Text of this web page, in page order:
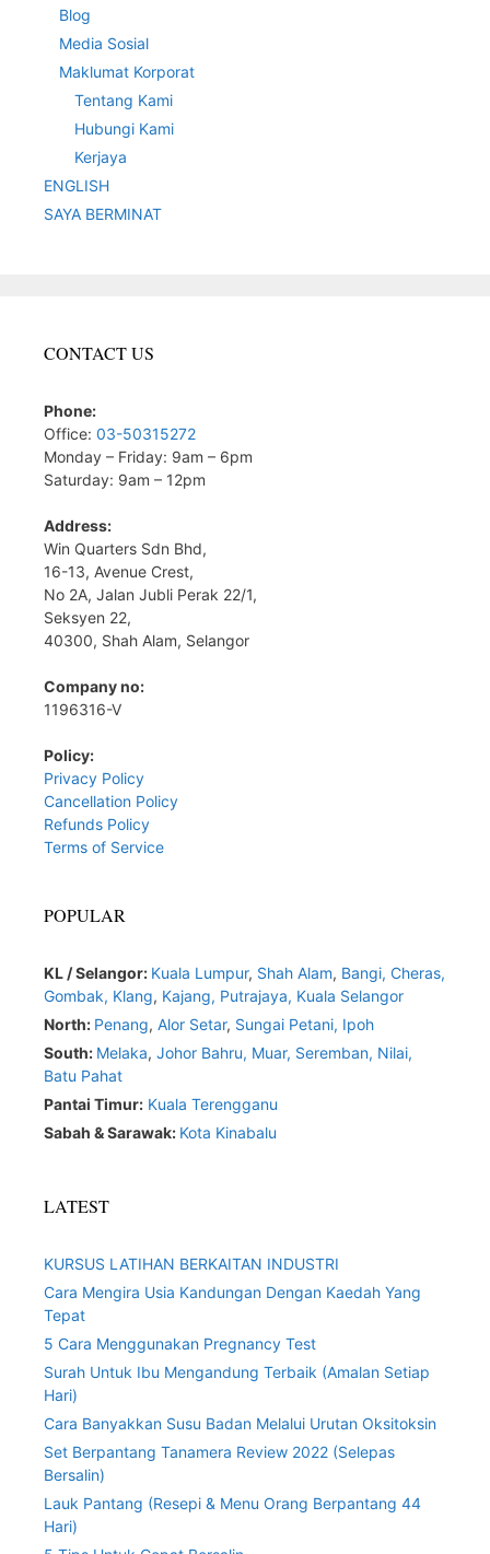
Blog
Media Sosial
Maklumat Korporat
Tentang Kami
Hubungi Kami
Kerjaya
ENGLISH
SAYA BERMINAT
CONTACT US
Phone:
Office: 03-50315272
Monday – Friday: 9am – 6pm
Saturday: 9am – 12pm
Address:
Win Quarters Sdn Bhd,
16-13, Avenue Crest,
No 2A, Jalan Jubli Perak 22/1,
Seksyen 22,
40300, Shah Alam, Selangor
Company no:
1196316-V
Policy:
Privacy Policy
Cancellation Policy
Refunds Policy
Terms of Service
POPULAR
KL / Selangor: Kuala Lumpur, Shah Alam, Bangi, Cheras,
Gombak, Klang, Kajang, Putrajaya, Kuala Selangor
North: Penang, Alor Setar, Sungai Petani, Ipoh
South: Melaka, Johor Bahru, Muar, Seremban, Nilai,
Batu Pahat
Pantai Timur: Kuala Terengganu
Sabah & Sarawak: Kota Kinabalu
LATEST
KURSUS LATIHAN BERKAITAN INDUSTRI
Cara Mengira Usia Kandungan Dengan Kaedah Yang
Tepat
5 Cara Menggunakan Pregnancy Test
Surah Untuk Ibu Mengandung Terbaik (Amalan Setiap
Hari)
Cara Banyakkan Susu Badan Melalui Urutan Oksitoksin
Set Berpantang Tanamera Review 2022 (Selepas
Bersalin)
Lauk Pantang (Resepi & Menu Orang Berpantang 44
Hari)